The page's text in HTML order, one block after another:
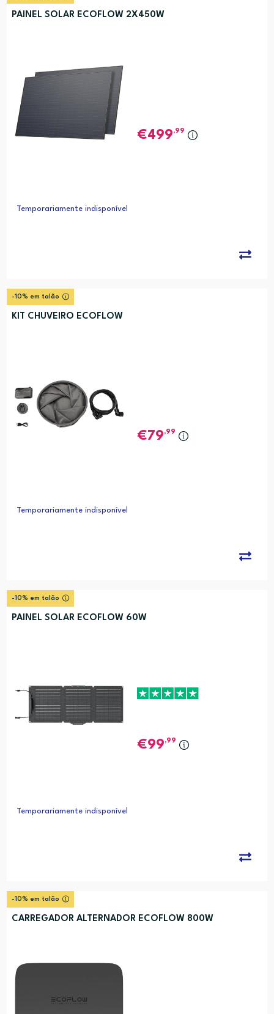
PAINEL SOLAR ECOFLOW 2X450W
499,99
Temporariamente indisponível
-10% em talão
KIT CHUVEIRO ECOFLOW
79,99
Temporariamente indisponível
-10% em talão
PAINEL SOLAR ECOFLOW 60W
99,99
Temporariamente indisponível
-10% em talão
CARREGADOR ALTERNADOR ECOFLOW 800W